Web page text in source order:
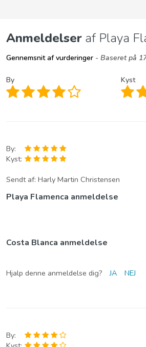
Anmeldelser af Playa
Gennemsnit af vurderinger - Baseret på
By Kyst
By:
Kyst:
Sendt af: Harly Martin Christensen
Playa Flamenca anmeldelse
Costa Blanca anmeldelse
Hjalp denne anmeldelse dig? JA NEJ
By: